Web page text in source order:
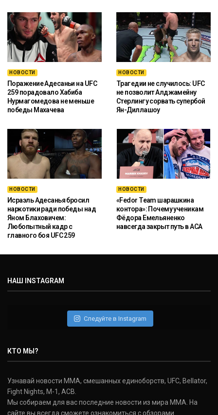
НОВОСТИ
Поражение Адесаньи на UFC
259 порадовало Хабиба
Нурмагомедова не меньше
победы Махачева
НОВОСТИ
Трагедии не случилось: UFC
не позволит Алджамейну
Стерлингу сорвать супербой
Ян-Диллашоу
НОВОСТИ
Исраэль Адесанья бросил
наркотики ради победы над
Яном Блаховичем:
Любопытный кадр с
главного боя UFC 259
НОВОСТИ
«Fedor Team шарашкина
контора»: Почему ученикам
Фёдора Емельяненко
навсегда закрыт путь в ACA
НАШ INSTAGRAM
Следуйте в Instagram
КТО МЫ?
Узнавай новости ММА, смешанных единоборств, UFC, Bellator,
Fight Nights, M-1, ACB.
Мы собираем для вас последние новости из мира ММА. На
сайте вы всегда сможете ознакомиться с обзорами